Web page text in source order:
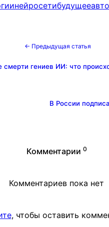
нейросетибудущее
← Предыдущая статья
смерти гениев ИИ: что
В России
Комментарии 0
Комментариев пока нет
, чтобы оставить